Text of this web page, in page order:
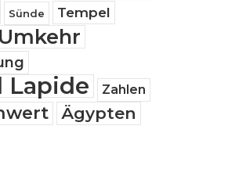
Sünde Tempel
Umkehr
Lapide Zahlen
Ägypten